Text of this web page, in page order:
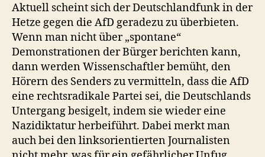
Aktuell scheint sich der Deutschlandfunk in der
Hetze gegen die AfD geradezu zu überbieten.
Wenn man nicht über „spontane“
Demonstrationen der Bürger berichten kann,
dann werden Wissenschaftler bemüht, den
Hörern des Senders zu vermitteln, dass die AfD
eine rechtsradikale Partei sei, die Deutschlands
Untergang besigelt, indem sie wieder eine
Nazidiktatur herbeiführt. Dabei merkt man
auch bei den linksorientierten Journalisten